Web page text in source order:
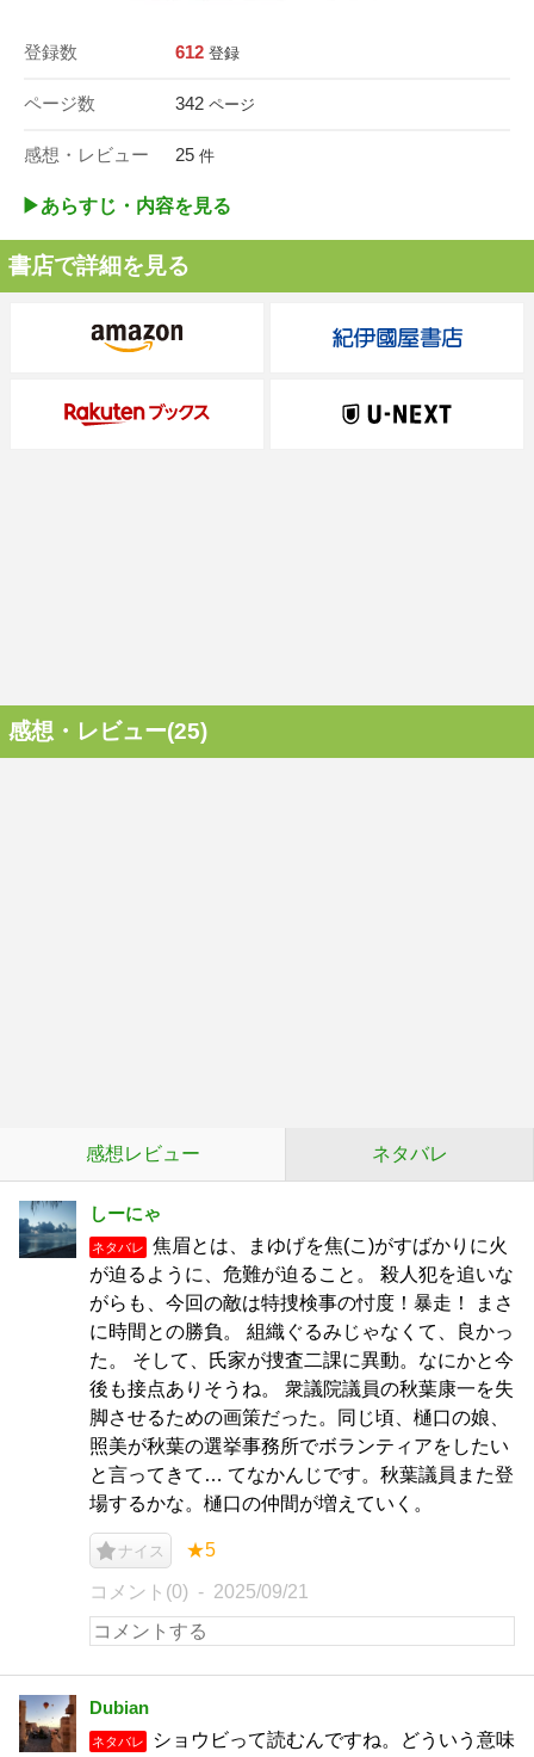
登録数 612 登録
ページ数 342 ページ
感想・レビュー 25 件
▶︎あらすじ・内容を見る
書店で詳細を見る
感想・レビュー(25)
感想レビュー ネタバレ
しーにゃ
ネタバレ
焦眉とは、まゆげを焦(こ)がすばかりに火
が迫るように、危難が迫ること。 殺人犯を追いな
がらも、今回の敵は特捜検事の忖度！暴走！ まさ
に時間との勝負。 組織ぐるみじゃなくて、良かっ
た。 そして、氏家が捜査二課に異動。なにかと今
後も接点ありそうね。 衆議院議員の秋葉康一を失
脚させるための画策だった。同じ頃、樋口の娘、
照美が秋葉の選挙事務所でボランティアをしたい
と言ってきて… てなかんじです。秋葉議員また登
場するかな。樋口の仲間が増えていく。
ナイス ★5
コメント(0) 2025/09/21
Dubian
ネタバレ
ショウビって読むんですね。どういう意味